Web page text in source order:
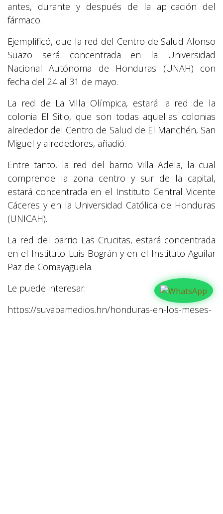
antes, durante y después de la aplicación del
fármaco.
Ejemplificó, que la red del Centro de Salud Alonso
Suazo será concentrada en la Universidad
Nacional Autónoma de Honduras (UNAH) con
fecha del 24 al 31 de mayo.
La red de La Villa Olímpica, estará la red de la
colonia El Sitio, que son todas aquellas colonias
alrededor del Centro de Salud de El Manchén, San
Miguel y alrededores, añadió.
Entre tanto, la red del barrio Villa Adela, la cual
comprende la zona centro y sur de la capital,
estará concentrada en el Instituto Central Vicente
Cáceres y en la Universidad Católica de Honduras
(UNICAH).
La red del barrio Las Crucitas, estará concentrada
en el Instituto Luis Bográn y en el Instituto Aguilar
Paz de Comayagüela.
Le puede interesar:
https://suyapamedios.hn/honduras-en-los-meses-